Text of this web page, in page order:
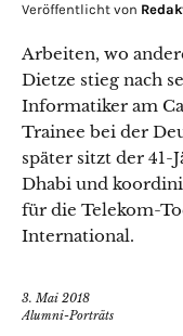
Veröffentlicht von
Arbeiten, wo
Dietze stieg nach
Informatiker am
Trainee bei der
später sitzt der 41-
Dhabi und
für die Telekom-
International.
3. Mai 2018
Alumni-Porträts